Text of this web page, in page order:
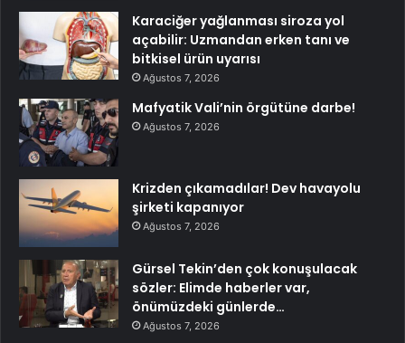
Karaciğer yağlanması siroza yol
açabilir: Uzmandan erken tanı ve
bitkisel ürün uyarısı
Ağustos 7, 2026
Mafyatik Vali’nin örgütüne darbe!
Ağustos 7, 2026
Krizden çıkamadılar! Dev havayolu
şirketi kapanıyor
Ağustos 7, 2026
Gürsel Tekin’den çok konuşulacak
sözler: Elimde haberler var,
önümüzdeki günlerde…
Ağustos 7, 2026